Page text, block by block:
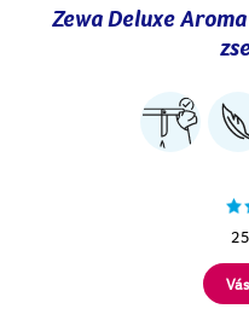
Zewa Deluxe